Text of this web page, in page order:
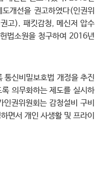
개선을 권고하였다(인권위
고). 패킷감청, 메신저 압수
법소원을 청구하여 2016년
통신비밀보호법 개정을 추진
의무화하는 제도를 실시하
권위원회는 감청설비 구비
면서 개인 사생활 및 프라이